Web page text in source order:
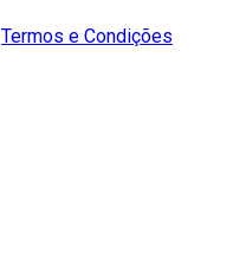
Termos e Condições